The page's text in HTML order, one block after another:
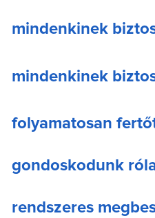
mindenkinek
mindenkinek
folyamatosan
gondoskodunk
rendszeres